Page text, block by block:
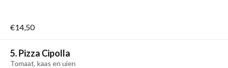
€14,50
5. Pizza Cipolla
Tomaat, kaas en uien